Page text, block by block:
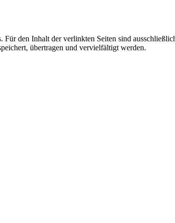
den Inhalt der verlinkten Seiten sind
übertragen und vervielfältigt werden.